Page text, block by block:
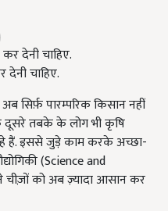
चाहिए.
सिर्फ़ पारम्परिक किसान नहीं
तबके के लोग भी कृषि
हैं. इससे जुड़े काम करके अच्छा-
(Science and
को अब ज़्यादा आसान कर